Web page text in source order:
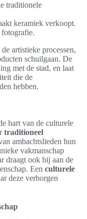
traditionele
keramiek verkoopt.
artistieke processen,
schuilgaan. De
met de stad, en laat
die de
hebben.
hart van de culturele
traditioneel
ambachtslieden hun
vakmanschap
draagt ook bij aan de
Een culturele
deze verborgen